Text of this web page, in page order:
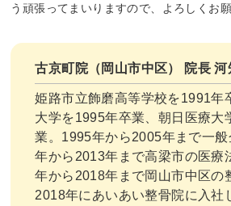
う頑張ってまいりますので、よろしくお
古京町院（岡山市中区） 院長 河
姫路市立飾磨高等学校を1991年
大学を1995年卒業、朝日医療大
業。1995年から2005年まで一
年から2013年まで高梁市の医療
年から2018年まで岡山市中区の
2018年にあいあい整骨院に入社